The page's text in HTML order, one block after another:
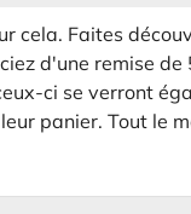
cela. Faites
d'une remise
ci se verront
panier. Tout le